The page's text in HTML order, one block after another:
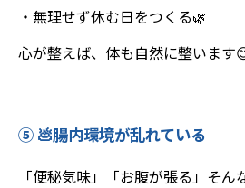
・無理せず休む日をつくる🌿
心が整えば、体も自然に整います
⑤ 💩腸内環境が乱れている
「便秘気味」「お腹が張る」そん